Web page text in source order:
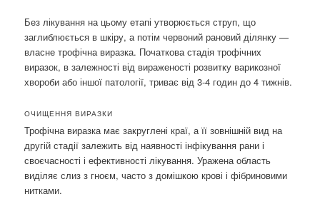
Без лікування на цьому етапі утворюється струп, що
заглиблюється в шкіру, а потім червоний рановий ділянку —
власне трофічна виразка. Початкова стадія трофічних
виразок, в залежності від вираженості розвитку варикозної
хвороби або іншої патології, триває від 3-4 годин до 4 тижнів.
ОЧИЩЕННЯ ВИРАЗКИ
Трофічна виразка має закруглені краї, а її зовнішній вид на
другій стадії залежить від наявності інфікування рани і
своєчасності і ефективності лікування. Уражена область
виділяє слиз з гноєм, часто з домішкою крові і фібриновими
нитками.